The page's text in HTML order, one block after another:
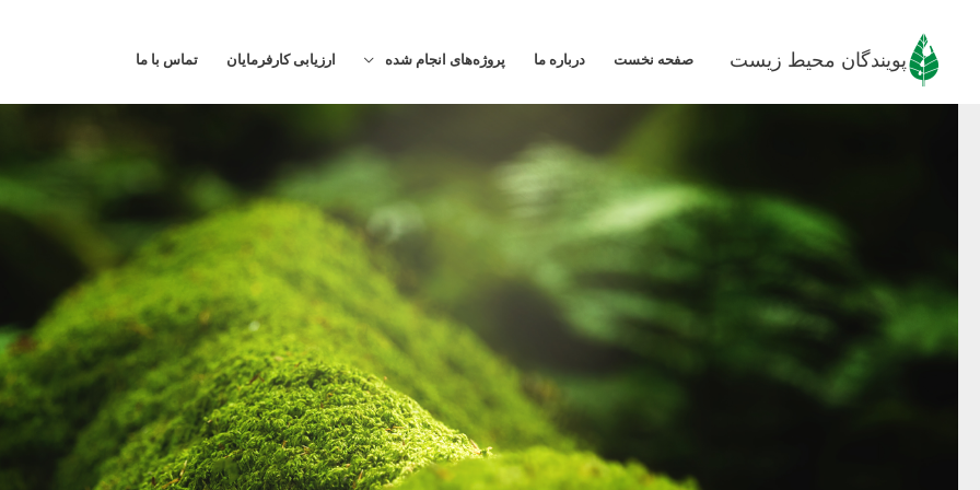
پویندگان محیط زیست صفحه نخست درباره ما پروژه‌های انجام شده ارزیابی کارفرمایان تماس با ما